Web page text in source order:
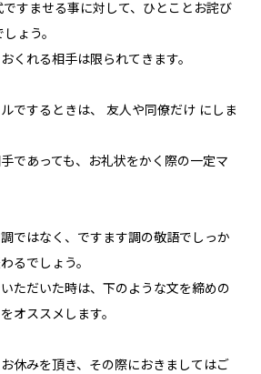
すませる事に対して、ひとことお詫び
ょう。
くれる相手は限られてきます。
でするときは、 友人や同僚だけ にしま
であっても、お礼状をかく際の一定マ
ではなく、ですます調の敬語でしっか
るでしょう。
ただいた時は、下のような文を締めの
オススメします。
休みを頂き、その際におきましてはご